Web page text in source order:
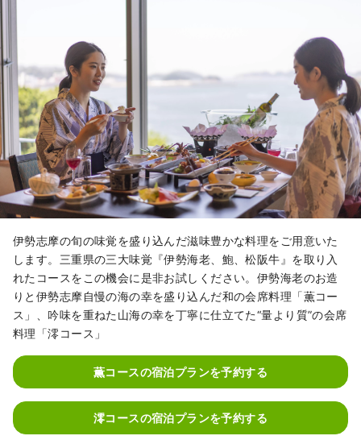
伊勢志摩の旬の味覚を盛り込んだ滋味豊かな料理をご用意いた
します。三重県の三大味覚『伊勢海老、鮑、松阪牛』を取り入
れたコースをこの機会に是非お試しください。伊勢海老のお造
りと伊勢志摩自慢の海の幸を盛り込んだ和の会席料理「薫コー
ス」、吟味を重ねた山海の幸を丁寧に仕立てた“量より質”の会席
料理「澪コース」
薫コースの宿泊プランを予約する
澪コースの宿泊プランを予約する